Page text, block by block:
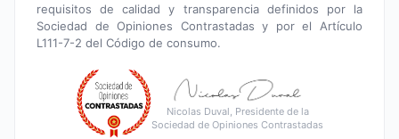
requisitos de calidad y transparencia definidos por la
Sociedad de Opiniones Contrastadas y por el Artículo
L111-7-2 del Código de consumo.
Nicolas Duval, Presidente de la
Sociedad de Opiniones Contrastadas